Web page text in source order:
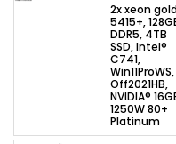
2x xeon
5415+,
DDR5, 4TB
SSD, Intel®
C741,
Win11ProWS,
Off2021HB,
NVIDIA®
1250W 80+
Platinum